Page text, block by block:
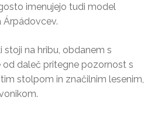
imenujejo tudi model
Árpádovcev.
stoji na hribu, obdanem s
od daleč pritegne pozornost s
stolpom in značilnim lesenim,